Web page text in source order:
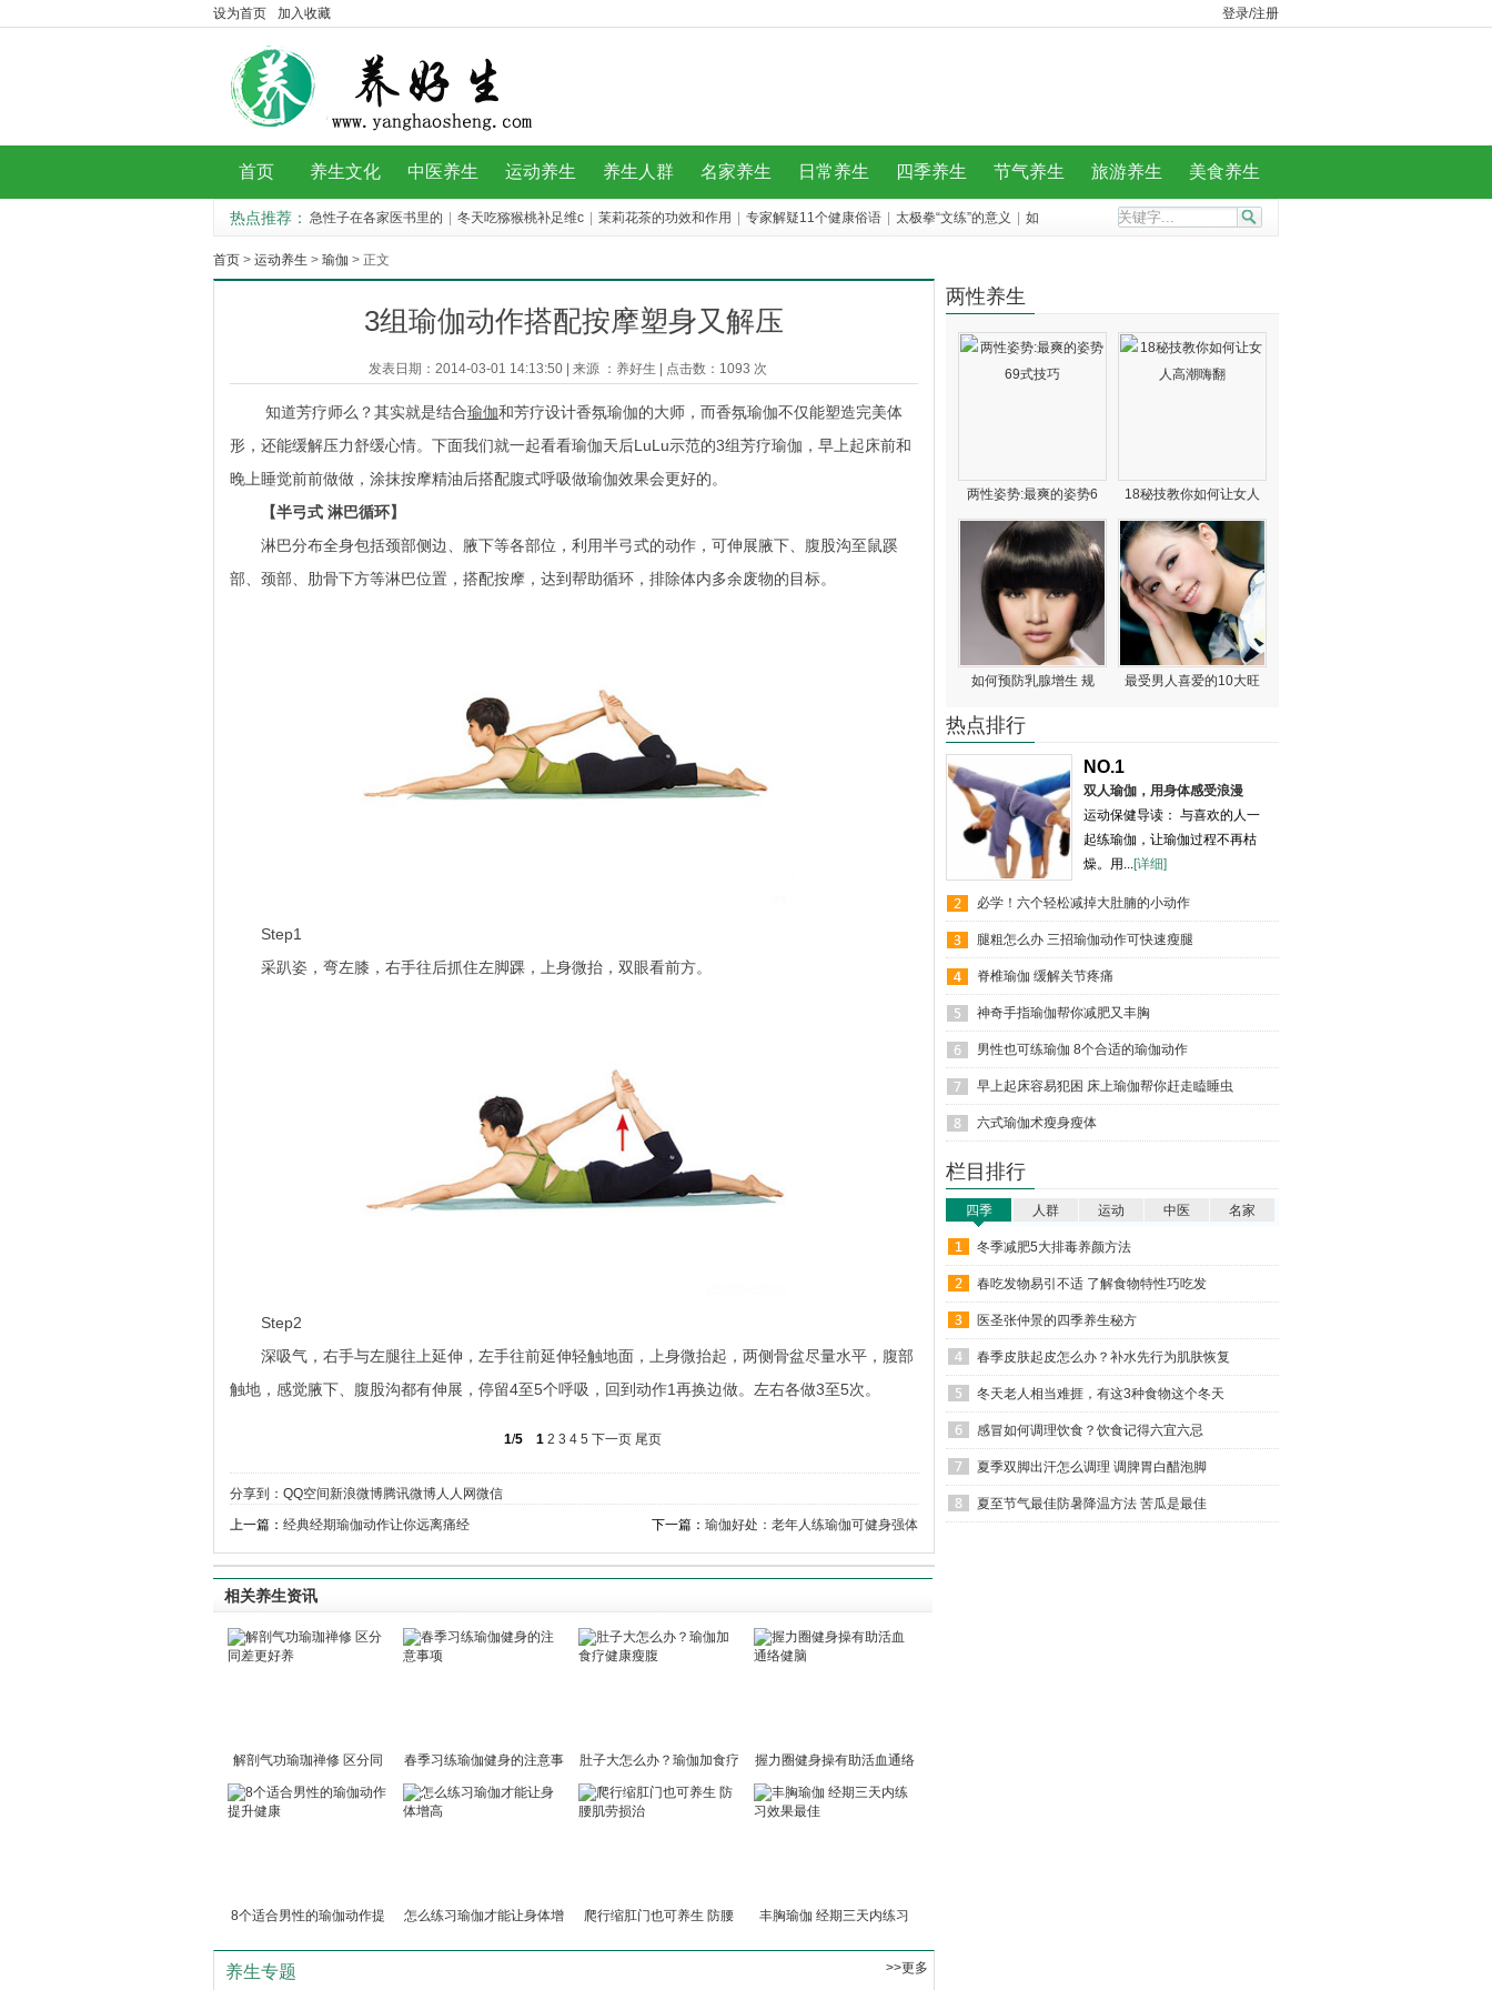
设为首页 加入收藏 登录/注册
首页 养生文化 中医养生 运动养生 养生人群 名家养生 日常养生 四季养生 节气养生 旅游养生 美食养生
热点推荐： 急性子在各家医书里的 冬天吃猕猴桃补足维c 茉莉花茶的功效和作用 专家解疑11个健康俗语 太极拳“文练”的意义
如
首页 > 运动养生 > 瑜伽 > 正文
3组瑜伽动作搭配按摩塑身又解压
发表日期：2014-03-01 14:13:50 来源 ： 养好生 点击数： 1093 次
知道芳疗师么？其实就是结合瑜伽和芳疗设计香氛瑜伽的大师，而香氛瑜伽不仅能塑造完美体
形，还能缓解压力舒缓心情。下面我们就一起看看瑜伽天后LuLu示范的3组芳疗瑜伽，早上起床前和
晚上睡觉前前做做，涂抹按摩精油后搭配腹式呼吸做瑜伽效果会更好的。
【半弓式 淋巴循环】
淋巴分布全身包括颈部侧边、腋下等各部位，利用半弓式的动作，可伸展腋下、腹股沟至鼠蹊
部、颈部、肋骨下方等淋巴位置，搭配按摩，达到帮助循环，排除体内多余废物的目标。
Step1
采趴姿，弯左膝，右手往后抓住左脚踝，上身微抬，双眼看前方。
Step2
深吸气，右手与左腿往上延伸，左手往前延伸轻触地面，上身微抬起，两侧骨盆尽量水平，腹部
触地，感觉腋下、腹股沟都有伸展，停留4至5个呼吸，回到动作1再换边做。左右各做3至5次。
1/5 1 2 3 4 5 下一页 尾页
分享到： QQ空间新浪微博腾讯微博人人网微信
下一篇： 瑜伽好处：老年人练瑜伽可健身强体
上一篇： 经典经期瑜伽动作让你远离痛经
相关养生资讯
解剖气功瑜珈禅修 区分同 春季习练瑜伽健身的注意事
肚子大怎么办？瑜伽加食疗
健
握力圈健身操有助活血通络
8个适合男性的瑜伽动作提 怎么练习瑜伽才能让身体增 爬行缩肛门也可养生 防腰 丰胸瑜伽 经期三天内练习
>>更多
养生专题
两性养生
两性姿势:最爽的姿势6 18秘技教你如何让女人
如何预防乳腺增生 规 最受男人喜爱的10大旺
热点排行
NO.1
双人瑜伽，用身体感受浪漫
运动保健导读： 与喜欢的人一
起练瑜伽，让瑜伽过程不再枯
燥。用...[详细]
必学！六个轻松减掉大肚腩的小动作
腿粗怎么办 三招瑜伽动作可快速瘦腿
脊椎瑜伽 缓解关节疼痛
神奇手指瑜伽帮你减肥又丰胸
男性也可练瑜伽 8个合适的瑜伽动作
早上起床容易犯困 床上瑜伽帮你赶走瞌睡虫
六式瑜伽术瘦身瘦体
栏目排行
四季 人群 运动 中医 名家
冬季减肥5大排毒养颜方法
春吃发物易引不适 了解食物特性巧吃发
医圣张仲景的四季养生秘方
春季皮肤起皮怎么办？补水先行为肌肤恢复
冬天老人相当难捱，有这3种食物这个冬天
感冒如何调理饮食？饮食记得六宜六忌
夏季双脚出汗怎么调理 调脾胃白醋泡脚
夏至节气最佳防暑降温方法 苦瓜是最佳